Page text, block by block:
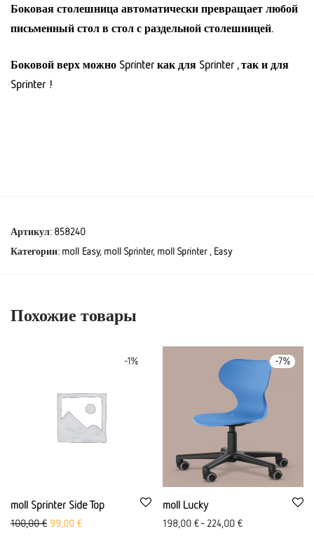
Боковая столешница автоматически превращает любой
письменный стол в стол с раздельной столешницей.
Боковой верх можно Sprinter как для Sprinter , так и для
Sprinter !
Артикул: 858240
Категории: moll Easy, moll Sprinter, moll Sprinter , Easy
Похожие товары
-1%
moll Sprinter Side Top
100,00€ Первоначальная цена была: 100,00 €
99,00 €Aktueller Preis ist: 99,00 €.
-7%
moll Lucky
198,00 €- 224,00 €